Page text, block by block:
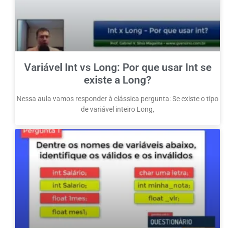
Variável Int vs Long: Por que usar Int se
existe a Long?
Nessa aula vamos responder à clássica pergunta: Se existe o tipo
de variável inteiro Long,